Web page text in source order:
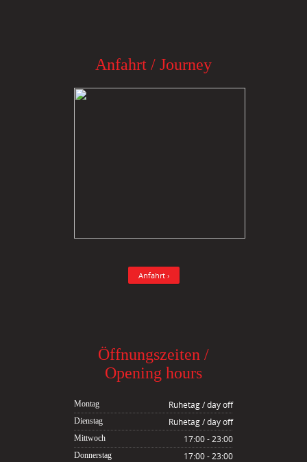
Anfahrt / Journey
Anfahrt ›
Öffnungszeiten /
Opening hours
Montag Ruhetag / day off
Dienstag Ruhetag / day off
Mittwoch 17:00 - 23:00
Donnerstag 17:00 - 23:00